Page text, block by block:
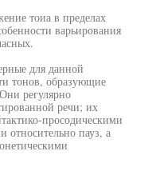
тоиа в пределах
варьирования
для данной
тонов, образующие
регулярно
речи; их
просодическими
относительно пауз, а